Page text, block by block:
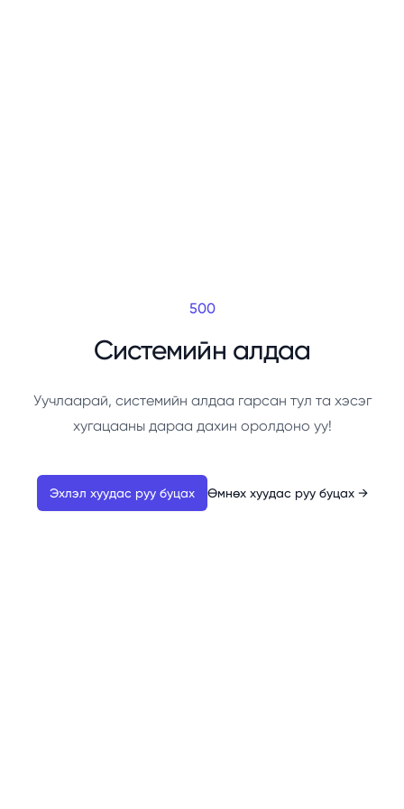
500
Системийн алдаа
Уучлаарай, системийн алдаа гарсан тул та хэсэг
хугацааны дараа дахин оролдоно уу!
Эхлэл хуудас руу буцах Өмнөх хуудас руу буцах →